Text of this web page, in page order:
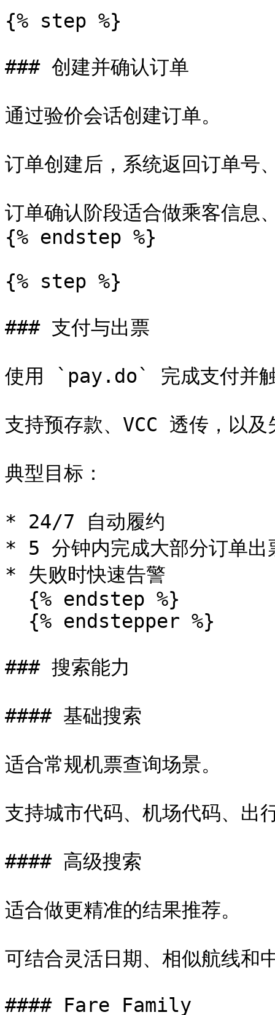
{% step %}
### 创建并确认订单
通过验价会话创建订单。
订单创建后，系统返回订单号
订单确认阶段适合做乘客信息
{% endstep %}
{% step %}
### 支付与出票
使用 `pay.do` 完成支付并
支持预存款、VCC 透传，以
典型目标：
* 24/7 自动履约
* 5 分钟内完成大部分订单出
* 失败时快速告警
### 搜索能力
#### 基础搜索
适合常规机票查询场景。
支持城市代码、机场代码、出
#### 高级搜索
适合做更精准的结果推荐。
可结合灵活日期、相似航线和
#### Fare Family